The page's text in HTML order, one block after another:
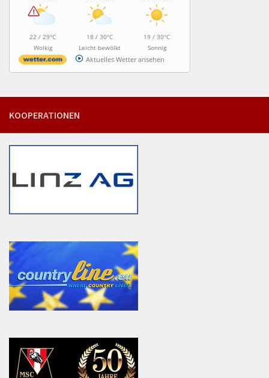
22 / 29°C
Wolkig
18 / 30°C
Leicht bewölkt
19 / 30°C
Sonnig
Aktuelles Wetter ansehen
KOOPERATIONEN